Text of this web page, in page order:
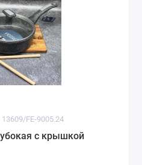
FE-9005.24
с крышкой